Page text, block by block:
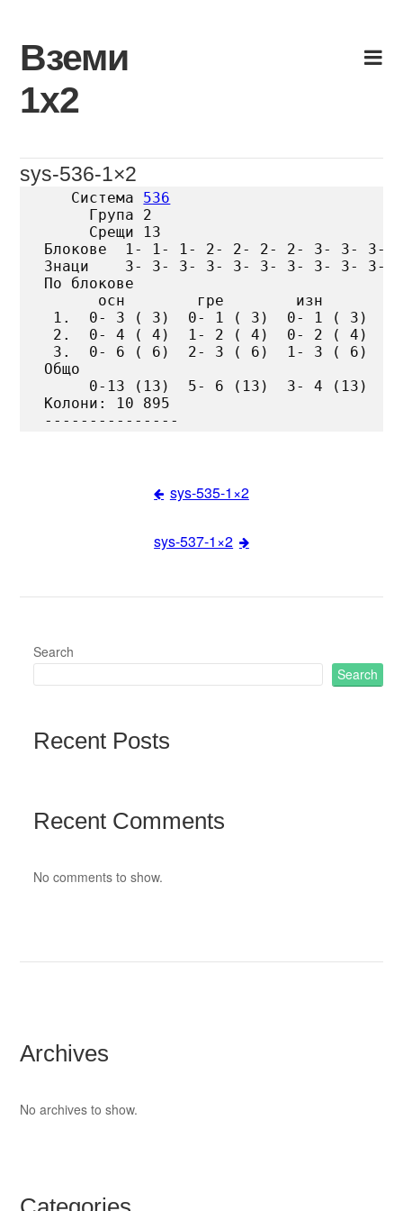
content
Вземи
1х2
sys-536-1×2
   Система
536
     Група 2
     Срещи 13
Блокове  1- 1- 1- 2- 2- 2- 2- 3- 3- 3-
Знаци    3- 3- 3- 3- 3- 3- 3- 3- 3- 3-
По блокове
      осн        гре        изн
1.  0- 3 ( 3)  0- 1 ( 3)  0- 1 ( 3)
2.  0- 4 ( 4)  1- 2 ( 4)  0- 2 ( 4)
3.  0- 6 ( 6)  2- 3 ( 6)  1- 3 ( 6)
Общо
     0-13 (13)  5- 6 (13)  3- 4 (13)
Колони: 10 895
sys-535-1×2
sys-537-1×2
Search
Search
Recent Posts
Recent Comments
No comments to show.
Archives
No archives to show.